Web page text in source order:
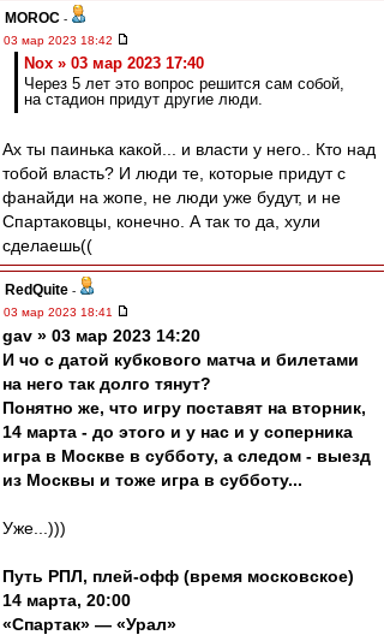
MOROC -
03 мар 2023 18:42
Nox » 03 мар 2023 17:40
Через 5 лет это вопрос решится сам собой,
на стадион придут другие люди.
Ах ты паинька какой... и власти у него.. Кто над
тобой власть? И люди те, которые придут с
фанайди на жопе, не люди уже будут, и не
Спартаковцы, конечно. А так то да, хули
сделаешь((
RedQuite -
03 мар 2023 18:41
gav » 03 мар 2023 14:20
И чо с датой кубкового матча и билетами
на него так долго тянут?
Понятно же, что игру поставят на вторник,
14 марта - до этого и у нас и у соперника
игра в Москве в субботу, а следом - выезд
из Москвы и тоже игра в субботу...
Уже...)))
Путь РПЛ, плей-офф (время московское)
14 марта, 20:00
«Спартак» — «Урал»